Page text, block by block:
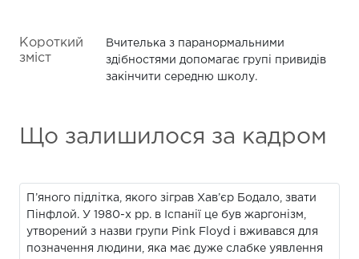
Короткий
зміст
Вчителька з паранормальними
здібностями допомагає групі привидів
закінчити середню школу.
Що залишилося за кадром
П’яного підлітка, якого зіграв Хав’єр Бодало, звати
Пінфлой. У 1980-х рр. в Іспанії це був жаргонізм,
утворений з назви групи Pink Floyd і вживався для
позначення людини, яка має дуже слабке уявлення